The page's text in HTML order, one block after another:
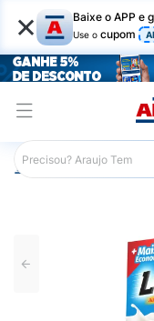
× Baixe o APP e
Use o cupom
Araujo